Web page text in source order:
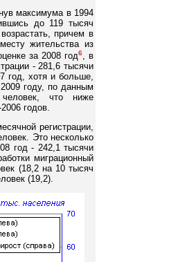
максимума в 1994
до 119 тысяч
причем в
жительства из
за 2008 год6
, в
- 281,6 тысячи
год, хотя и больше,
году, по данным
что ниже
годов.
регистрации,
Это несколько
год - 242,1 тысячи
миграционный
(18,2 на 10 тысяч
(19,2).